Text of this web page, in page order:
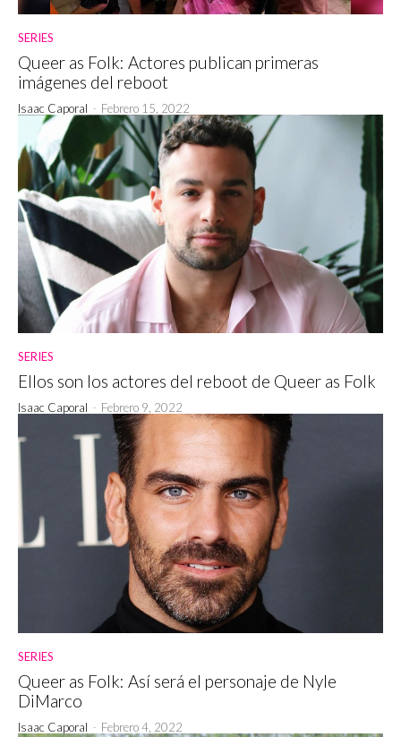
SERIES
Queer as Folk: Actores publican primeras
imágenes del reboot
Isaac Caporal - Febrero 15, 2022
SERIES
Ellos son los actores del reboot de Queer as Folk
Isaac Caporal - Febrero 9, 2022
SERIES
Queer as Folk: Así será el personaje de Nyle
DiMarco
Isaac Caporal - Febrero 4, 2022